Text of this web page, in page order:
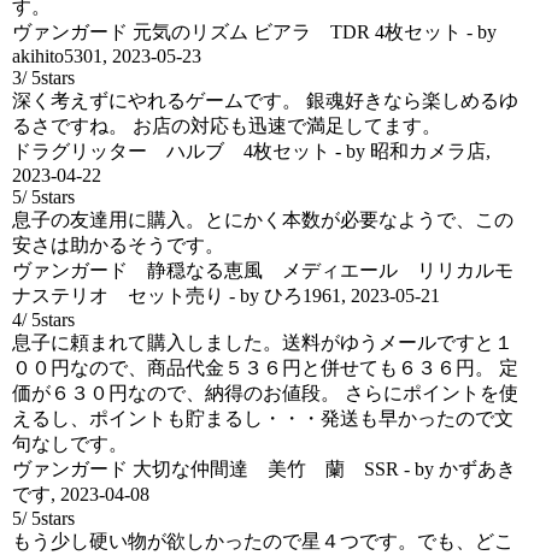
す。
ヴァンガード 元気のリズム ビアラ TDR 4枚セット - by
akihito5301 , 2023-05-23
3/ 5stars
深く考えずにやれるゲームです。 銀魂好きなら楽しめるゆ
るさですね。 お店の対応も迅速で満足してます。
ドラグリッター ハルブ 4枚セット - by 昭和カメラ店,
2023-04-22
5/ 5stars
息子の友達用に購入。とにかく本数が必要なようで、この
安さは助かるそうです。
ヴァンガード 静穏なる恵風 メディエール リリカルモ
ナステリオ セット売り - by ひろ1961 , 2023-05-21
4/ 5stars
息子に頼まれて購入しました。送料がゆうメールですと１
００円なので、商品代金５３６円と併せても６３６円。 定
価が６３０円なので、納得のお値段。 さらにポイントを使
えるし、ポイントも貯まるし・・・発送も早かったので文
句なしです。
ヴァンガード 大切な仲間達 美竹 蘭 SSR - by かずあき
です, 2023-04-08
5/ 5stars
もう少し硬い物が欲しかったので星４つです。でも、どこ